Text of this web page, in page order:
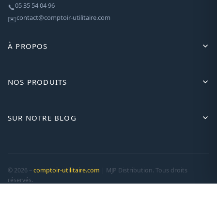
📞05 35 54 04 96
✉️contact@comptoir-utilitaire.com
À PROPOS
NOS PRODUITS
SUR NOTRE BLOG
© 2026 –comptoir-utilitaire.com | MJP Distribution. Tous droits
réservés.